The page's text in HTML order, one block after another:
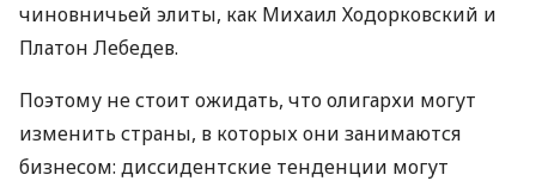
чиновничьей элиты, как Михаил Ходорковский и
Платон Лебедев.
Поэтому не стоит ожидать, что олигархи могут
изменить страны, в которых они занимаются
бизнесом: диссидентские тенденции могут